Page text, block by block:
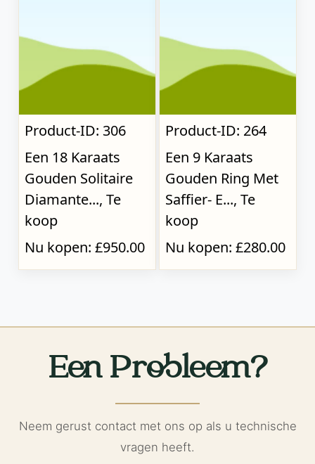
Product-ID: 306
Een 18 Karaats
Gouden Solitaire
Diamante..., Te
koop
Nu kopen: £950.00
Product-ID: 264
Een 9 Karaats
Gouden Ring Met
Saffier- E..., Te
koop
Nu kopen: £280.00
Een Probleem?
Neem gerust contact met ons op als u technische
vragen heeft.